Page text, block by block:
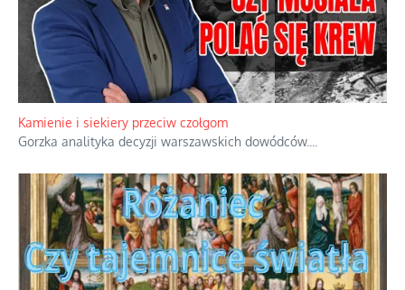
Kamienie i siekiery przeciw czołgom
Gorzka analityka decyzji warszawskich dowódców.